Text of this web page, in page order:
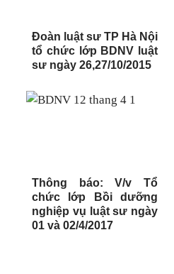
Đoàn luật sư TP Hà Nội
tổ chức lớp BDNV luật
sư ngày 26,27/10/2015
Thông báo: V/v Tổ
chức lớp Bồi dưỡng
nghiệp vụ luật sư ngày
01 và 02/4/2017